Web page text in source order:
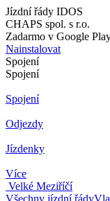
Jízdní řády IDOS
CHAPS spol. s r.o.
Zadarmo v Google
Nainstalovat
Spojení
Spojení
Spojení
Odjezdy
Jízdenky
Více
Velké Meziříčí
Všechny jízdní řády